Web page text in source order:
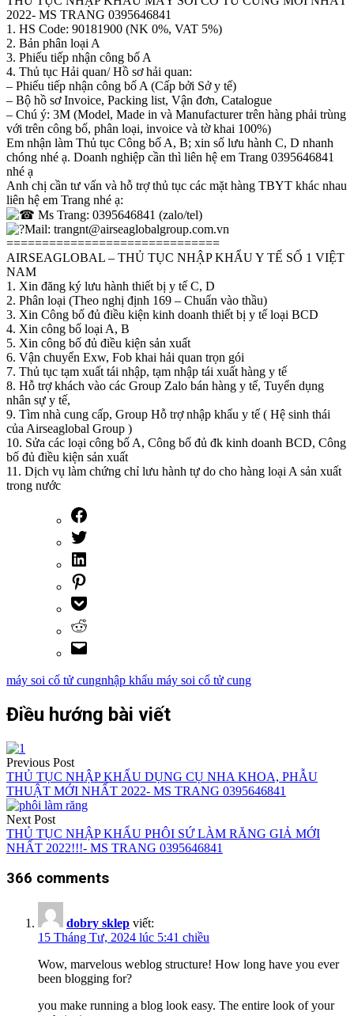
2022- MS TRANG 0395646841
1. HS Code: 90181900 (NK 0%, VAT 5%)
2. Bản phân loại A
3. Phiếu tiếp nhận công bố A
4. Thủ tục Hải quan/ Hồ sơ hải quan:
– Phiếu tiếp nhận công bố A (Cấp bởi Sở y tế)
– Bộ hồ sơ Invoice, Packing list, Vận đơn, Catalogue
– Chú ý: 3M (Model, Made in và Manufacturer trên hàng phải trùng
với trên công bố, phân loại, invoice và tờ khai 100%)
Em nhận làm Thủ tục Công bố A, B; xin số lưu hành C, D nhanh
chóng nhé ạ. Doanh nghiệp cần thì liên hệ em Trang 0395646841
nhé ạ
Anh chị cần tư vấn và hỗ trợ thủ tục các mặt hàng TBYT khác nhau
liên hệ em Trang nhé ạ:
Ms Trang: 0395646841 (zalo/tel)
Mail: trangnt@airseaglobalgroup.com.vn
==============================
AIRSEAGLOBAL – THỦ TỤC NHẬP KHẨU Y TẾ SỐ 1 VIỆT
NAM
1. Xin đăng ký lưu hành thiết bị y tế C, D
2. Phân loại (Theo nghị định 169 – Chuẩn vào thầu)
3. Xin Công bố đủ điều kiện kinh doanh thiết bị y tế loại BCD
4. Xin công bố loại A, B
5. Xin công bố đủ điều kiện sản xuất
6. Vận chuyển Exw, Fob khai hải quan trọn gói
7. Thủ tục tạm xuất tái nhập, tạm nhập tái xuất hàng y tế
8. Hỗ trợ khách vào các Group Zalo bán hàng y tế, Tuyển dụng
nhân sự y tế,
9. Tìm nhà cung cấp, Group Hỗ trợ nhập khẩu y tế ( Hệ sinh thái
của Airseaglobal Group )
10. Sửa các loại công bố A, Công bố đủ đk kinh doanh BCD, Công
bố đủ điều kiện sản xuất
11. Dịch vụ làm chứng chỉ lưu hành tự do cho hàng loại A sản xuất
trong nước
máy soi cổ tử cungnhập khẩu máy soi cổ tử cung
Điều hướng bài viết
Previous Post
THỦ TỤC NHẬP KHẨU DỤNG CỤ NHA KHOA, PHẪU
THUẬT MỚI NHẤT 2022- MS TRANG 0395646841
Next Post
THỦ TỤC NHẬP KHẨU PHÔI SỨ LÀM RĂNG GIẢ MỚI
NHẤT 2022!!!- MS TRANG 0395646841
366 comments
dobry sklep viết:
15 Tháng Tư, 2024 lúc 5:41 chiều
Wow, marvelous weblog structure! How long have you ever
been blogging for?
you make running a blog look easy. The entire look of your